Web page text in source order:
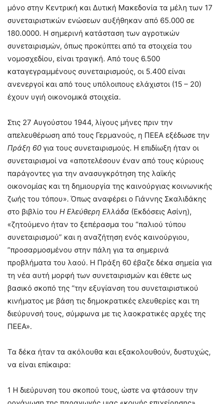
μόνο στην Κεντρική και Δυτική Μακεδονία τα μέλη των 17
συνεταιριστικών ενώσεων αυξήθηκαν από 65.000 σε
180.0000. Η σημερινή κατάσταση των αγροτικών
συνεταιρισμών, όπως προκύπτει από τα στοιχεία του
νομοσχεδίου, είναι τραγική. Από τους 6.500
καταγεγραμμένους συνεταιρισμούς, οι 5.400 είναι
ανενεργοί και από τους υπόλοιπους ελάχιστοι (15 – 20)
έχουν υγιή οικονομικά στοιχεία.
Στις 27 Αυγούστου 1944, λίγους μήνες πριν την
απελευθέρωση από τους Γερμανούς, η ΠΕΕΑ εξέδωσε την
Πράξη 60 για τους συνεταιρισμούς. Η επιδίωξη ήταν οι
συνεταιρισμοί να «αποτελέσουν έναν από τους κύριους
παράγοντες για την ανασυγκρότηση της λαϊκής
οικονομίας και τη δημιουργία της καινούργιας κοινωνικής
ζωής του τόπου». Όπως αναφέρει ο Γιάννης Σκαλιδάκης
στο βιβλίο του Η Ελεύθερη Ελλάδα (Εκδόσεις Ασίνη),
«ζητούμενο ήταν το ξεπέρασμα του “παλιού τύπου
συνεταιρισμού” και η αναζήτηση ενός καινούργιου,
“προσαρμοσμένου στην πάλη για τα σημερινά
προβλήματα του λαού. Η Πράξη 60 έβαζε δέκα σημεία για
τη νέα αυτή μορφή των συνεταιρισμών και έθετε ως
βασικό σκοπό της “την εξυγίανση του συνεταιριστικού
κινήματος με βάση τις δημοκρατικές ελευθερίες και τη
διεύρυνσή τους, σύμφωνα με τις λαοκρατικές αρχές της
ΠΕΕΑ».
Τα δέκα ήταν τα ακόλουθα και εξακολουθούν, δυστυχώς,
να είναι επίκαιρα:
1 Η διεύρυνση του σκοπού τους, ώστε να φτάσουν την